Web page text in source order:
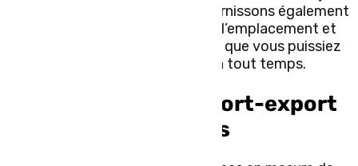
se déroule en douceur. Nous fournissons également
des mises à jour régulières sur l’emplacement et
l’état de vos marchandises afin que vous puissiez
être rassuré et informé en tout temps.
Des services d’import-export
complets